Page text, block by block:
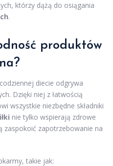
którzy dążą do osiągania
.
produktów
diecie odgrywa
Dzięki niej z łatwością
wszystkie niezbędne składniki
nie tylko wspierają zdrowe
zaspokoić zapotrzebowanie na
takie jak: